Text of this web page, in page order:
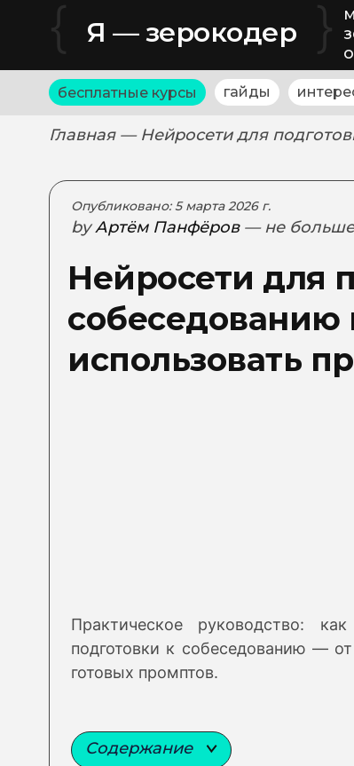
{ Я — зерокодер }
бесплатные курсы гайды
Главная — Нейросети для
Опубликовано: 5 марта 2026 г.
byАртём Панфёров — не
Нейросети для
собеседованию
использовать
Практическое руководство:
подготовки к собеседованию —
готовых промптов.
Содержание